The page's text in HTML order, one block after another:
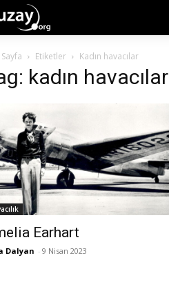
Etiketler Kadın havacılar
kadın havacılar
Earhart
Dalyan - 9 Nisan 2023